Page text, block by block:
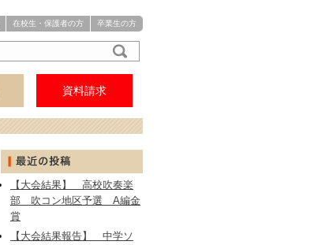
在校生・保護者の方 卒業生の方
資料請求
【大会結果】 高校吹奏楽
部 吹コン地区予選 A編金
賞
【大会結果報告】 中学ソ